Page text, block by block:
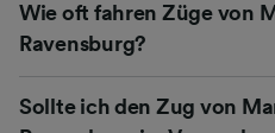
Wie oft fahren Züge von
Ravensburg?
Sollte ich den Zug von